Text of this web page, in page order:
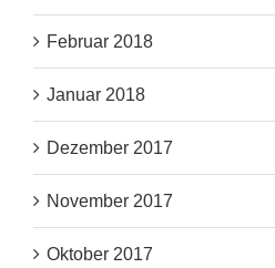
Februar 2018
Januar 2018
Dezember 2017
November 2017
Oktober 2017